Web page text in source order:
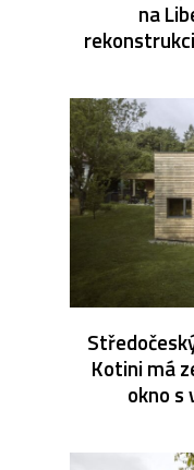
na
Kotini má
okno s